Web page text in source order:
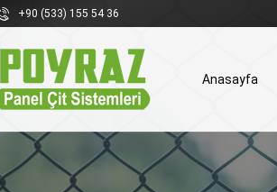
+90 (533) 155 54 36
Anasayfa